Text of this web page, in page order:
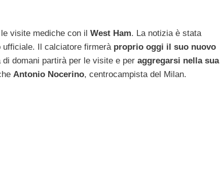
visite mediche con il West Ham. La notizia è stata
ufficiale. Il calciatore firmerà proprio oggi il suo nuovo
di domani partirà per le visite e per aggregarsi nella sua
Antonio Nocerino, centrocampista del Milan.